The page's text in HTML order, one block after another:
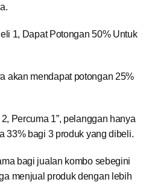
1, Dapat Potongan 50% Untuk
akan mendapat potongan 25%
Percuma 1”, pelanggan hanya
33% bagi 3 produk yang dibeli.
bagi jualan kombo sebegini
menjual produk dengan lebih